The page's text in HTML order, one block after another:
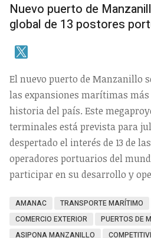
Nuevo puerto de
global de 13 postores
El nuevo puerto de Manzanillo
las expansiones marítimas
historia del país. Este
terminales está prevista para
despertado el interés de 13 de
operadores portuarios del
participar en su desarrollo y
AMANAC TRANSPORTE MARÍTIMO
COMERCIO EXTERIOR
PUERTOS DE
ASIPONA MANZANILLO